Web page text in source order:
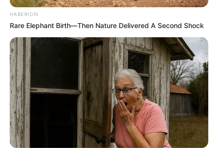
HABERION
Rare Elephant Birth—Then Nature Delivered A Second Shock